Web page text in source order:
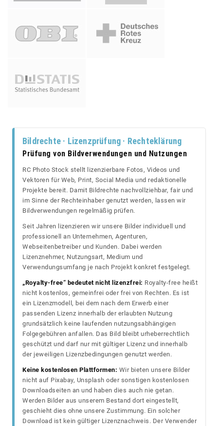
Bildrechte · Lizenzprüfung · Rechteklärung
Prüfung von Bildverwendungen und Nutzungen
RC Photo Stock stellt lizenzierbare Fotos, Videos und
Vektoren für Web, Print, Social Media und redaktionelle
Projekte bereit. Damit Bildrechte nachvollziehbar, fair und
im Sinne der Rechteinhaber genutzt werden, lassen wir
Bildverwendungen regelmäßig prüfen.
Seit Jahren lizenzieren wir unsere Bilder individuell und
professionell an Unternehmen, Agenturen,
Webseitenbetreiber und Kunden. Dabei werden
Lizenznehmer, Nutzungsart, Medium und
Verwendungsumfang je nach Projekt konkret festgelegt.
„Royalty-free“ bedeutet nicht lizenzfrei: Royalty-free heißt
nicht kostenlos, gemeinfrei oder frei von Rechten. Es ist
ein Lizenzmodell, bei dem nach dem Erwerb einer
passenden Lizenz innerhalb der erlaubten Nutzung
grundsätzlich keine laufenden nutzungsabhängigen
Folgegebühren anfallen. Das Bild bleibt urheberrechtlich
geschützt und darf nur mit gültiger Lizenz und innerhalb
der jeweiligen Lizenzbedingungen genutzt werden.
Keine kostenlosen Plattformen: Wir bieten unsere Bilder
nicht auf Pixabay, Unsplash oder sonstigen kostenlosen
Downloadseiten an und haben dies auch nie getan.
Werden Bilder aus unserem Bestand dort eingestellt,
geschieht dies ohne unsere Zustimmung. Ein solcher
Download ist kein gültiger Lizenznachweis. Der Verwender